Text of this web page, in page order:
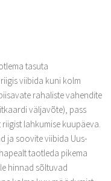
tasuta
viibida kuni kolm
rahaliste vahendite
väljavõte), pass
lahkumise kuupäeva.
ja soovite viibida Uus-
taotleda pikema
hinnad sõltuvad